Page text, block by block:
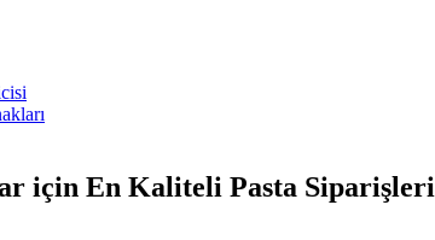
için En Kaliteli Pasta Siparişleri